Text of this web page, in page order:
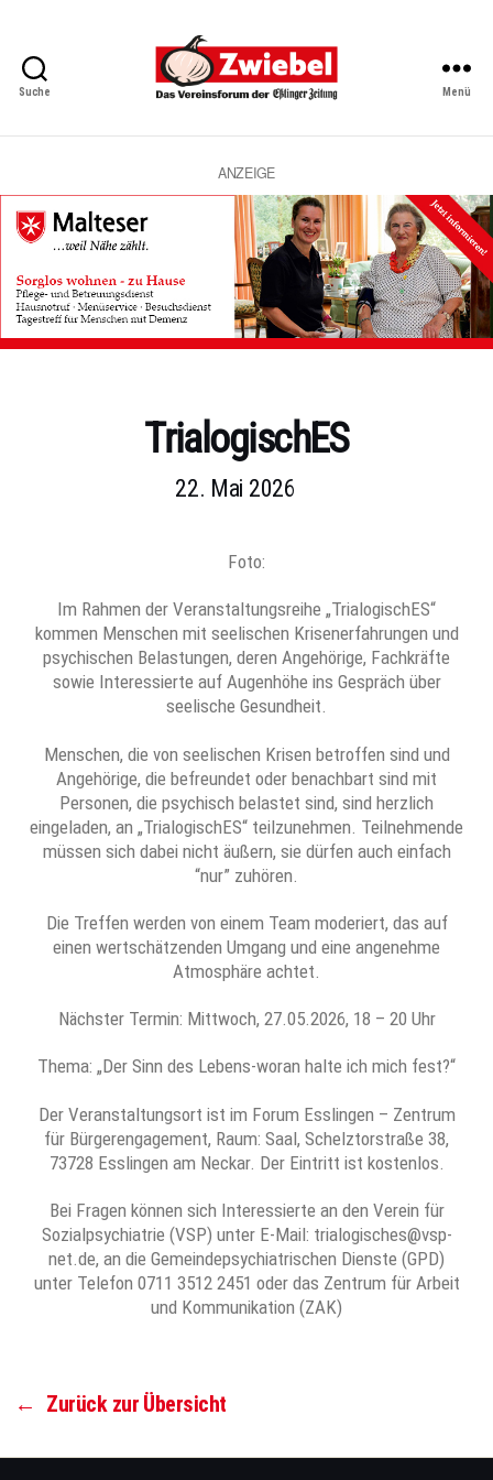
Suche
Vereinsforum
Eßlinger
Zeitung
Menü
ANZEIGE
TrialogischES
22. Mai 2026
Foto:
Im Rahmen der Veranstaltungsreihe „TrialogischES“
kommen Menschen mit seelischen Krisenerfahrungen und
psychischen Belastungen, deren Angehörige, Fachkräfte
sowie Interessierte auf Augenhöhe ins Gespräch über
seelische Gesundheit.
Menschen, die von seelischen Krisen betroffen sind und
Angehörige, die befreundet oder benachbart sind mit
Personen, die psychisch belastet sind, sind herzlich
eingeladen, an „TrialogischES“ teilzunehmen. Teilnehmende
müssen sich dabei nicht äußern, sie dürfen auch einfach
“nur” zuhören.
Die Treffen werden von einem Team moderiert, das auf
einen wertschätzenden Umgang und eine angenehme
Atmosphäre achtet.
Nächster Termin: Mittwoch, 27.05.2026, 18 – 20 Uhr
Thema: „Der Sinn des Lebens-woran halte ich mich fest?“
Der Veranstaltungsort ist im Forum Esslingen – Zentrum
für Bürgerengagement, Raum: Saal, Schelztorstraße 38,
73728 Esslingen am Neckar. Der Eintritt ist kostenlos.
Bei Fragen können sich Interessierte an den Verein für
Sozialpsychiatrie (VSP) unter E-Mail: trialogisches@vsp-
net.de, an die Gemeindepsychiatrischen Dienste (GPD)
unter Telefon 0711 3512 2451 oder das Zentrum für Arbeit
und Kommunikation (ZAK)
← Zurück zur Übersicht